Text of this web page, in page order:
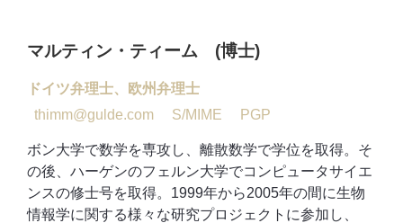
マルティン・ティーム (博士)
ドイツ弁理士、欧州弁理士
thimm@gulde.com
S/MIME PGP
ボン大学で数学を専攻し、離散数学で学位を取得。そ
の後、ハーゲンのフェルン大学でコンピュータサイエ
ンスの修士号を取得。1999年から2005年の間に生物
情報学に関する様々な研究プロジェクトに参加し、